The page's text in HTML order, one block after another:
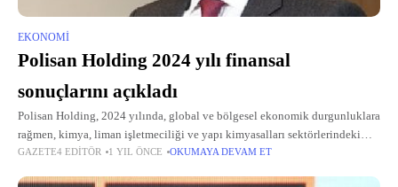
EKONOMI
Polisan Holding 2024 yılı finansal
sonuçlarını açıkladı
Polisan Holding, 2024 yılında, global ve bölgesel ekonomik durgunluklara
rağmen, kimya, liman işletmeciliği ve yapı kimyasalları sektörlerindeki
yatırımlarını sürdürürken, FAVÖK marjını koruyarak 1 milyar TL faiz,
GAZETE4 EDITÖR 1 YIL ÖNCE OKUMAYA DEVAM ET